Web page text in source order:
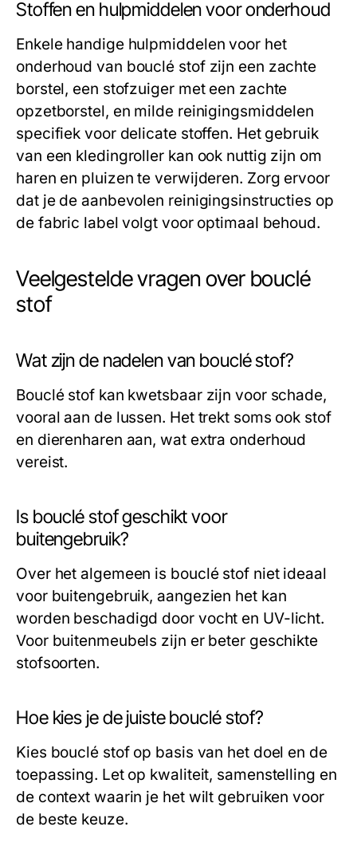
Stoffen en hulpmiddelen voor onderhoud
Enkele handige hulpmiddelen voor het
onderhoud van bouclé stof zijn een zachte
borstel, een stofzuiger met een zachte
opzetborstel, en milde reinigingsmiddelen
specifiek voor delicate stoffen. Het gebruik
van een kledingroller kan ook nuttig zijn om
haren en pluizen te verwijderen. Zorg ervoor
dat je de aanbevolen reinigingsinstructies op
de fabric label volgt voor optimaal behoud.
Veelgestelde vragen over bouclé
stof
Wat zijn de nadelen van bouclé stof?
Bouclé stof kan kwetsbaar zijn voor schade,
vooral aan de lussen. Het trekt soms ook stof
en dierenharen aan, wat extra onderhoud
vereist.
Is bouclé stof geschikt voor
buitengebruik?
Over het algemeen is bouclé stof niet ideaal
voor buitengebruik, aangezien het kan
worden beschadigd door vocht en UV-licht.
Voor buitenmeubels zijn er beter geschikte
stofsoorten.
Hoe kies je de juiste bouclé stof?
Kies bouclé stof op basis van het doel en de
toepassing. Let op kwaliteit, samenstelling en
de context waarin je het wilt gebruiken voor
de beste keuze.